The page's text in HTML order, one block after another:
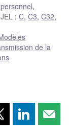
,
:C,C3,C32,
de la
Partager